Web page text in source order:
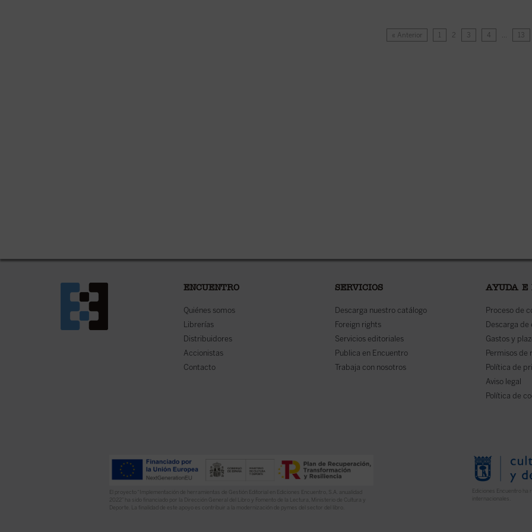
« Anterior 1 2 3 4 … 13
ENCUENTRO
Quiénes somos
Librerías
Distribuidores
Accionistas
Contacto
SERVICIOS
Descarga nuestro catálogo
Foreign rights
Servicios editoriales
Publica en Encuentro
Trabaja con nosotros
AYUDA E
Proceso de
Descarga de
Gastos y
Permisos de
Política de
Aviso legal
Política de
El proyecto “Implementación de herramientas de Gestión Editorial en Ediciones Encuentro, S.A. anualidad
2022” ha sido financiado por la Dirección General del Libro y Fomento de la Lectura, Ministerio de Cultura y
Deporte. La finalidad de este apoyo es contribuir a la modernización de pymes del sector del libro.
Ediciones Encuentro